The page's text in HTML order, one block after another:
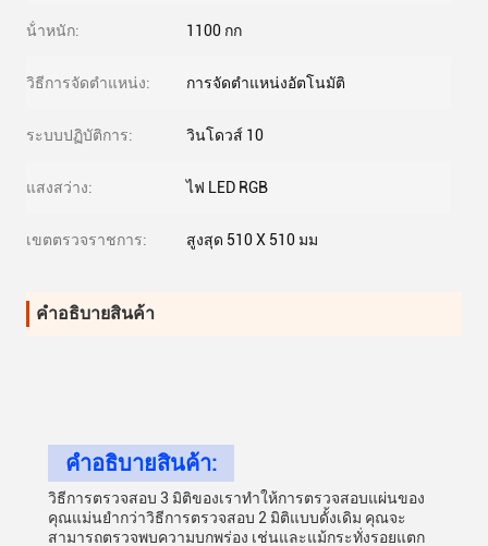
น้ําหนัก: 1100 กก
วิธีการจัดตำแหน่ง: การจัดตำแหน่งอัตโนมัติ
ระบบปฏิบัติการ: วินโดวส์ 10
แสงสว่าง: ไฟ LED RGB
เขตตรวจราชการ: สูงสุด 510 X 510 มม
คําอธิบายสินค้า
คําอธิบายสินค้า:
วิธีการตรวจสอบ 3 มิติของเราทําให้การตรวจสอบแผ่นของ
คุณแม่นยํากว่าวิธีการตรวจสอบ 2 มิติแบบดั้งเดิม คุณจะ
สามารถตรวจพบความบกพร่อง เช่นและแม้กระทั่งรอยแตก